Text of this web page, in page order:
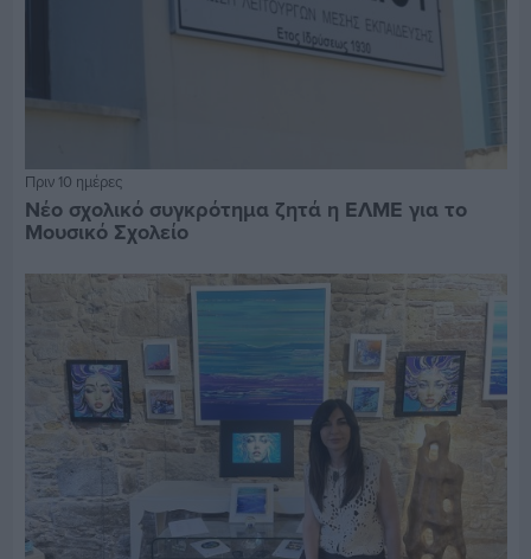
Πριν 10 ημέρες
Νέο σχολικό συγκρότημα ζητά η ΕΛΜΕ για το
Μουσικό Σχολείο